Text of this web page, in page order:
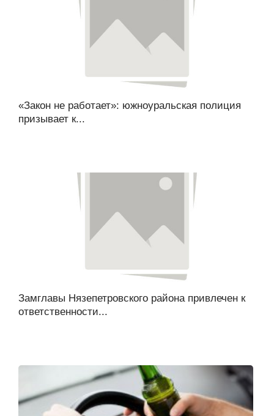
«Закон не работает»: южноуральская полиция
призывает к...
Замглавы Нязепетровского района привлечен к
ответственности...